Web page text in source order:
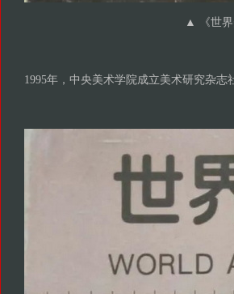
▲ 《世界
1995年，中央美术学院成立美术研究杂